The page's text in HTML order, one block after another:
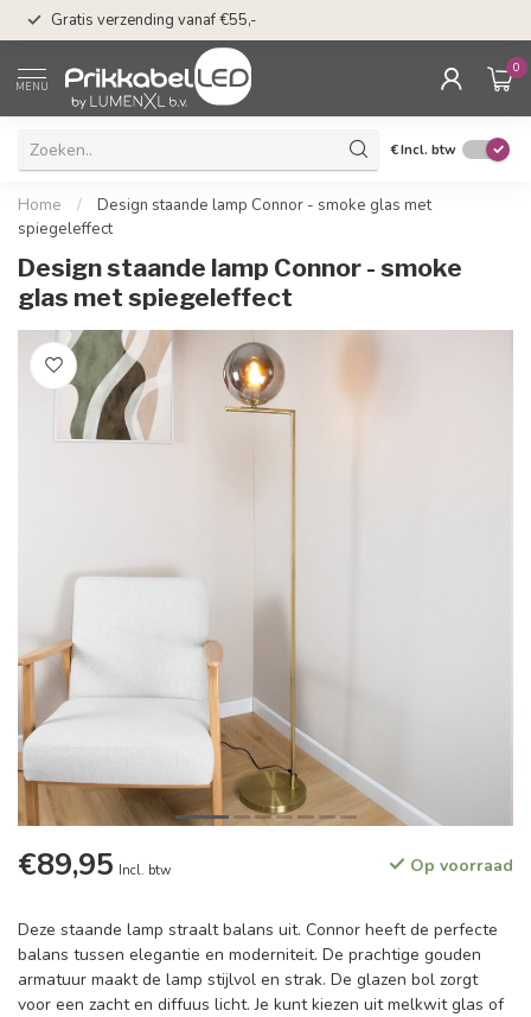
Gratis verzending vanaf €55,-
MENU
0
€Incl. btw
Home /
Design staande lamp Connor - smoke glas met
spiegeleffect
Design staande lamp Connor - smoke
glas met spiegeleffect
€89,95 Incl. btw Op voorraad
Deze staande lamp straalt balans uit. Connor heeft de perfecte
balans tussen elegantie en moderniteit. De prachtige gouden
armatuur maakt de lamp stijlvol en strak. De glazen bol zorgt
voor een zacht en diffuus licht. Je kunt kiezen uit melkwit glas of